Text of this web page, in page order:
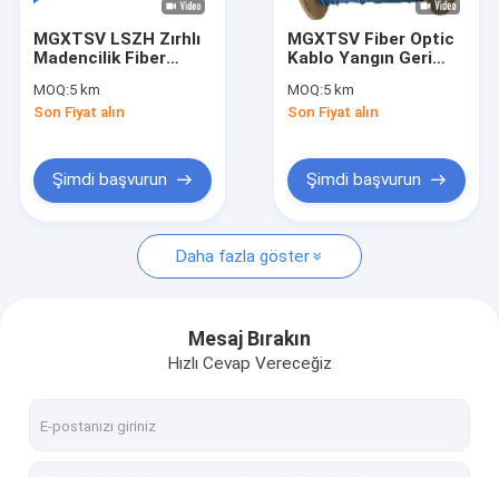
Kalite Kontrolü
Bize Ulaşın
ADSS Fiber Optik kablo
MGXTSV LSZH Zırhlı
Madencilik Fiber
Hizmet, Alev
Geciktirici ve
MOQ:5 km
Son Fiyat alın
Şimdi başvurun
MGXTSV Fiber Optic
Kablo Yangın Geri
Maden Kanalı
Telekomünikasyon
MOQ:5 km
Son Fiyat alın
Şimdi başvurun
Daha fazla göster
Mesaj Bırakın
Hızlı Cevap Vereceğiz